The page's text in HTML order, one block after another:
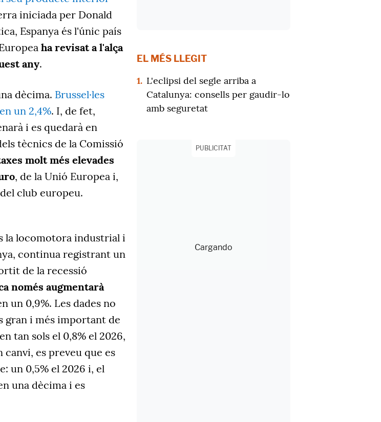
iniciada per Donald
Espanya és l'únic país
ha revisat a l'alça
any.
dècima. Brussel·les
un 2,4%. I, de fet,
i es quedarà en
tècnics de la Comissió
molt més elevades
, de la Unió Europea i,
club europeu.
la locomotora industrial i
continua registrant un
de la recessió
només augmentarà
un 0,9%. Les dades no
gran i més important de
tan sols el 0,8% el 2026,
canvi, es preveu que es
un 0,5% el 2026 i, el
una dècima i es
EL MÉS LLEGIT
1. L'eclipsi del segle arriba a
Catalunya: consells per gaudir-lo
amb seguretat
PUBLICITAT